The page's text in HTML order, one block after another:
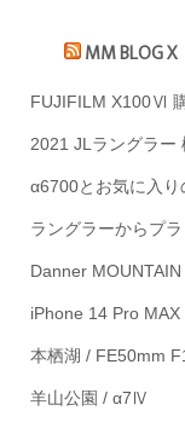
MM BLOG X
FUJIFILM X100Ⅵ
2021 JLラングラー
α6700とお気に入り
ラングラーからプ
Danner
iPhone 14 Pro
本栖湖 / FE50mm
羊山公園 / α7Ⅳ